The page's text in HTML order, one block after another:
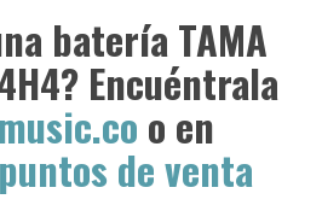
batería TAMA
Encuéntrala
o en
puntos de venta